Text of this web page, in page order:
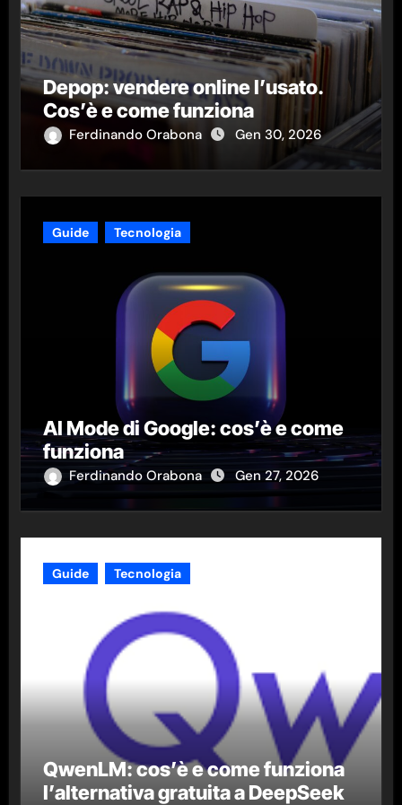
Depop: vendere online l’usato.
Cos’è e come funziona
Ferdinando Orabona Gen 30, 2026
Guide Tecnologia
AI Mode di Google: cos’è e come
funziona
Ferdinando Orabona Gen 27, 2026
Guide Tecnologia
QwenLM: cos’è e come funziona
l’alternativa gratuita a DeepSeek